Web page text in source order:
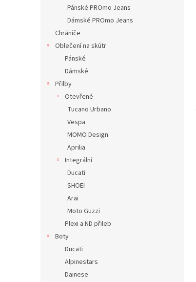
Pánské PROmo Jeans
Dámské PROmo Jeans
Chrániče
Oblečení na skútr
Pánské
Dámské
Přilby
Otevřené
Tucano Urbano
Vespa
MOMO Design
Aprilia
Integrální
Ducati
SHOEI
Arai
Moto Guzzi
Plexi a ND přileb
Boty
Ducati
Alpinestars
Dainese